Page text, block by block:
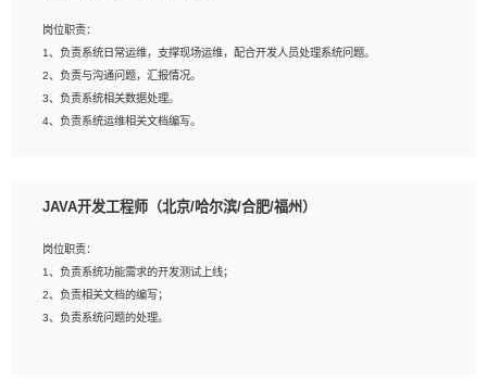
征，可独立提出完整的优化方案,并推动方案执行达成结果；熟练使用PPT、
WORD、EXCEL等办公软件；
3、深入理解公司各项AI产品和技术信息；具有较强的文档编写能力，能独立撰写
PPT、方案建议书等，面试时需携带个人制作的专业PPT文件进行展示。
岗位职责：
1、负责系统日常运维，支撑现场运维，配合开发人员处理系统问题。
2、负责与沟通问题，汇报情况。
3、负责系统相关数据处理。
4、负责系统运维相关文档编写。
岗位要求：
2、精通linux命令。
3、熟悉oracle、mysql 数据库。
4、善于沟通，具有良好的团队合作精神和协作能力。
5、必须有实际的生产环境系统维护经验。
JAVA开发工程师（北京/哈尔滨/合肥/福州）
岗位职责：
1、负责系统功能需求的开发测试上线；
2、负责相关文档的编写；
3、负责系统问题的处理。